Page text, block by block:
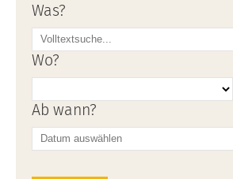
Was?
Wo?
Ab wann?